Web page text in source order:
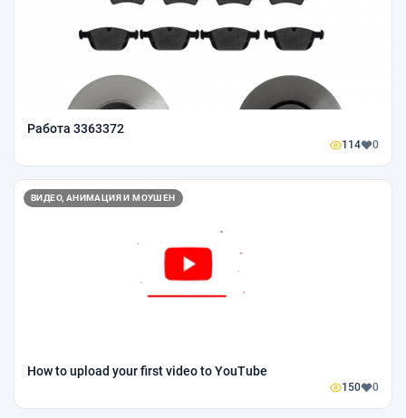
Работа 3363372
114 0
ВИДЕО, АНИМАЦИЯ И МОУШЕН
How to upload your first video to YouTube
150 0